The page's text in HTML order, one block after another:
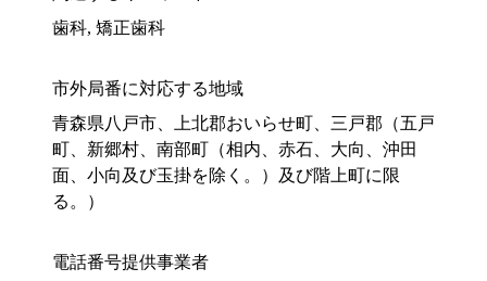
歯科, 矯正歯科
市外局番に対応する地域
青森県八戸市、上北郡おいらせ町、三戸郡（五戸
町、新郷村、南部町（相内、赤石、大向、沖田
面、小向及び玉掛を除く。）及び階上町に限
る。）
電話番号提供事業者